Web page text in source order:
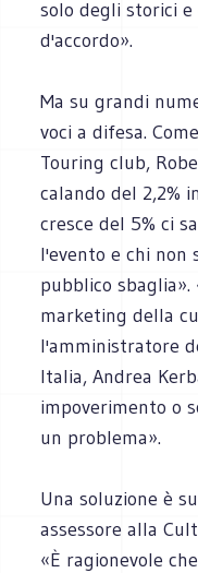
solo degli storici
d'accordo».
Ma su grandi
voci a difesa.
Touring club,
calando del 2,2%
cresce del 5% ci
l'evento e chi non
pubblico
marketing della
l'amministratore
Italia, Andrea
impoverimento o
un problema».
Una soluzione è
assessore alla
«È ragionevole